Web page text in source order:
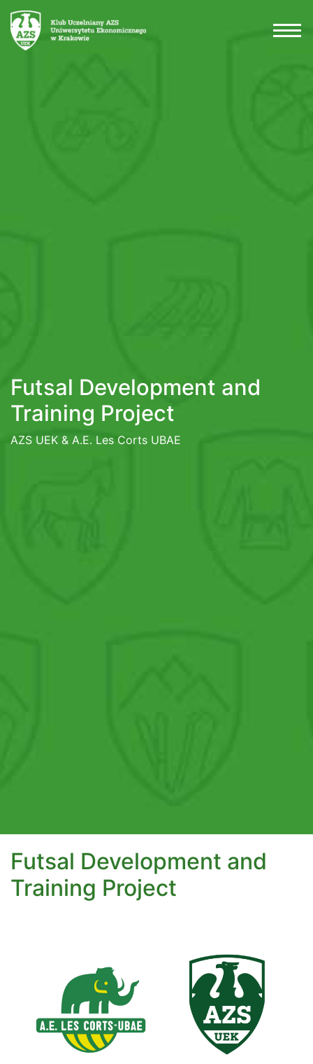
Futsal Development and
Training Project
AZS UEK & A.E. Les Corts UBAE
Futsal Development and
Training Project